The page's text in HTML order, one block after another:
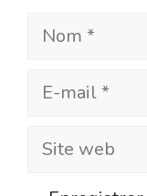
Nom
E-
Site